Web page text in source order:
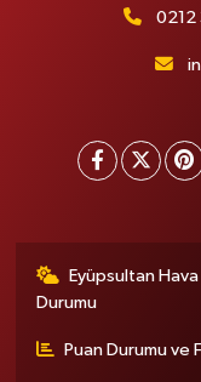
0212
Eyüpsultan Hava
Durumu
Puan Durumu ve